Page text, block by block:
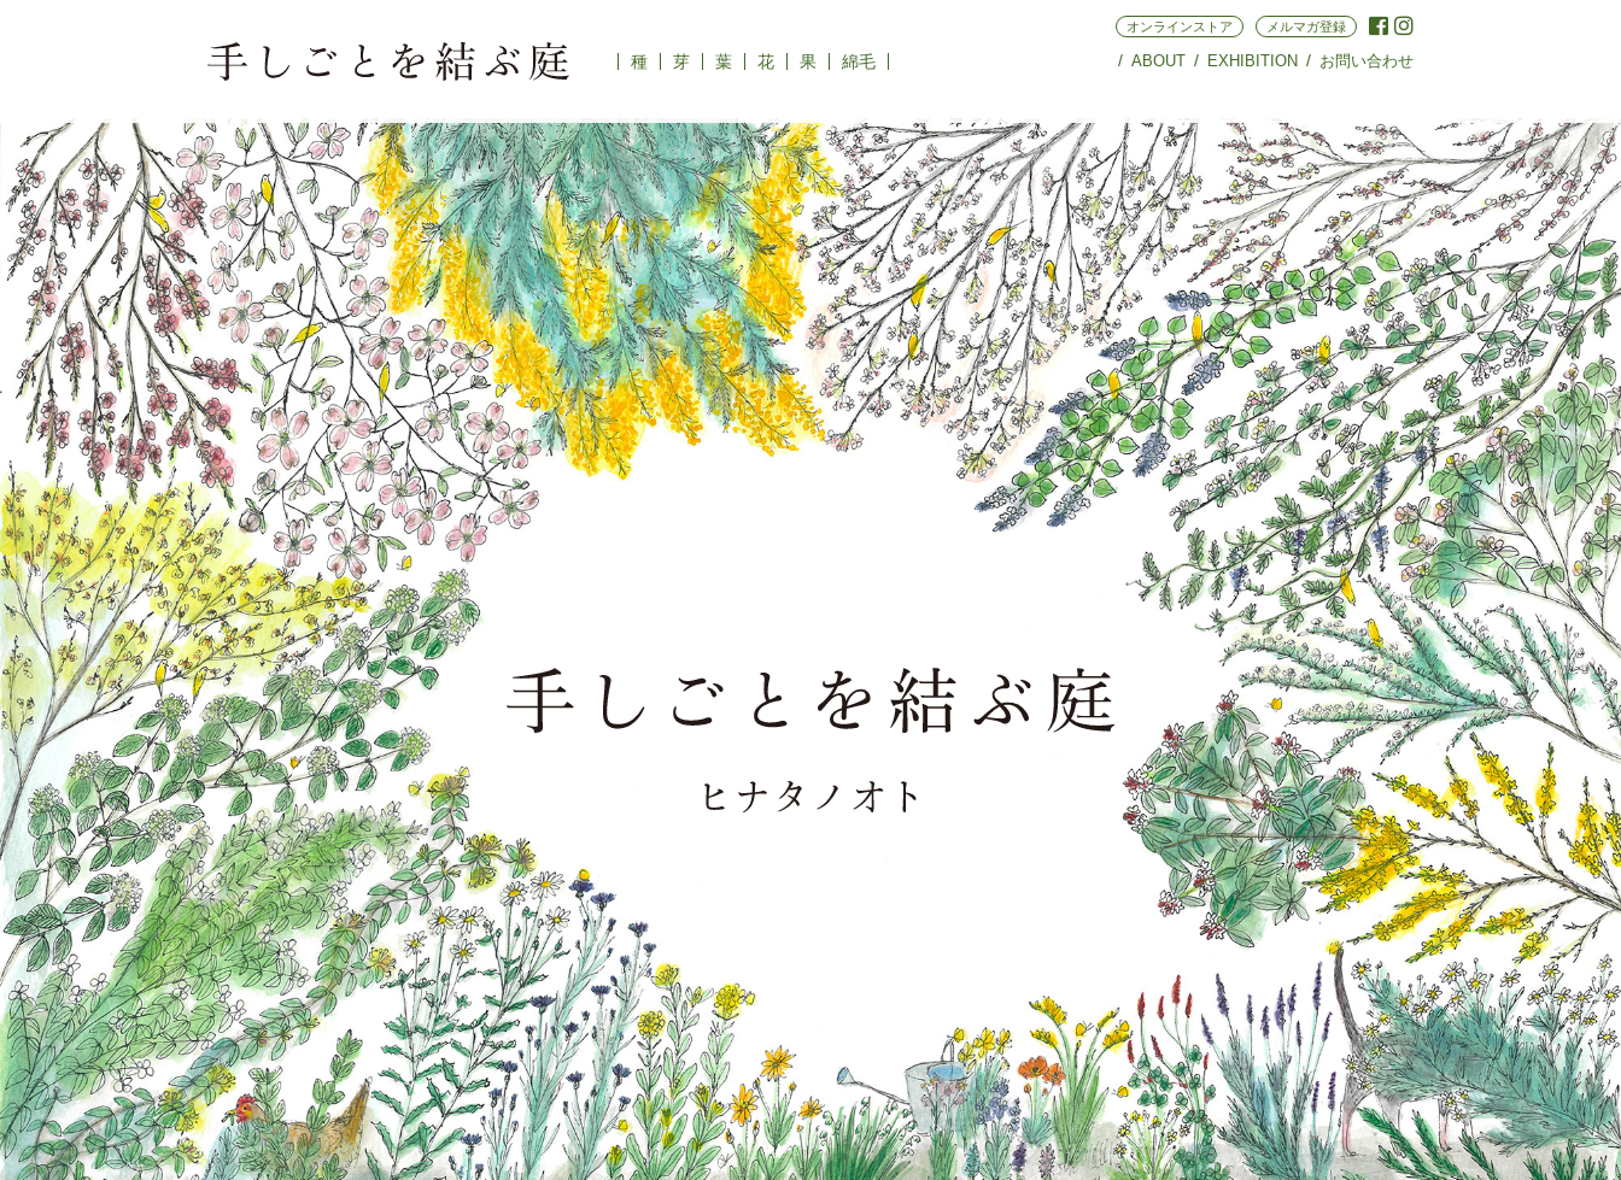
種 芽 葉 花 果 綿毛 ABOUT EXHIBITION お問い合わせ
オンラインストア メルマガ登録